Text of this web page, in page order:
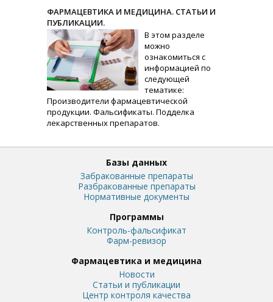
ФАРМАЦЕВТИКА И МЕДИЦИНА. СТАТЬИ И
ПУБЛИКАЦИИ.
В этом разделе
можно
ознакомиться с
информацией по
следующей
тематике:
Производители фармацевтической
продукции. Фальсификаты. Подделка
лекарственных препаратов.
Базы данных
Забракованные препараты
Разбракованные препараты
Нормативные документы
Программы
Контроль-фальсификат
Фарм-ревизор
Фармацевтика и медицина
Новости
Статьи и публикации
Центр контроля качества